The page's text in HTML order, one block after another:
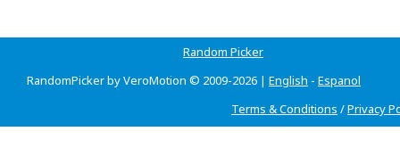
Random Picker
RandomPicker by VeroMotion © 2009-2026 | English - Espanol
Terms & Conditions /Privacy